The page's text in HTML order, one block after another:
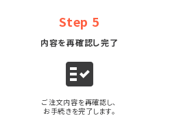
Step 5
内容を再確認し完了
fact_check
ご注文内容を再確認し、
お手続きを完了します。